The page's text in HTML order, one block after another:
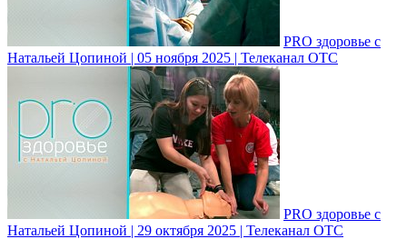
PRO здоровье с
Натальей Цопиной | 05 ноября 2025 | Телеканал ОТС
PRO здоровье с
Натальей Цопиной | 29 октября 2025 | Телеканал ОТС